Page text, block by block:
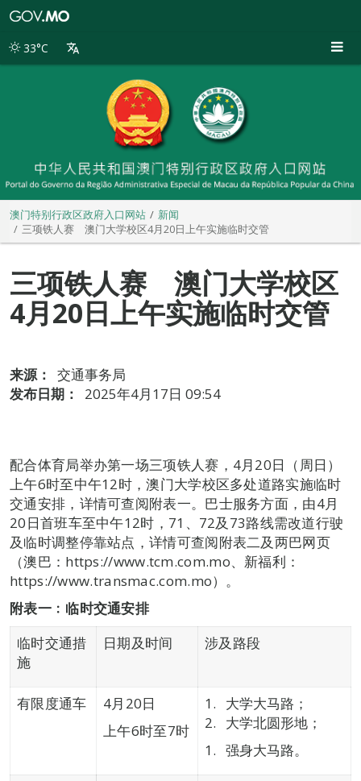
别
33°C
澳门特别行政区政府入口网站
新闻
三项铁人赛 澳门大学校区4月20日上午实施临时交管
三项铁人赛 澳门大学校区
4月20日上午实施临时交管
来源：
交通事务局
发布日期：
2025年4月17日 09:54
配合体育局举办第一场三项铁人赛，4月20日（周日）
上午6时至中午12时，澳门大学校区多处道路实施临时
交通安排，详情可查阅附表一。巴士服务方面，由4月
20日首班车至中午12时，71、72及73路线需改道行驶
及临时调整停靠站点，详情可查阅附表二及两巴网页
（澳巴：https://www.tcm.com.mo、新福利：
https://www.transmac.com.mo）。
附表一﹕临时交通安排
临时交通措
施
日期及时间 涉及路段
有限度通车
4月20日
上午6时至7时
大学大马路；
大学北圆形地；
强身大马路。